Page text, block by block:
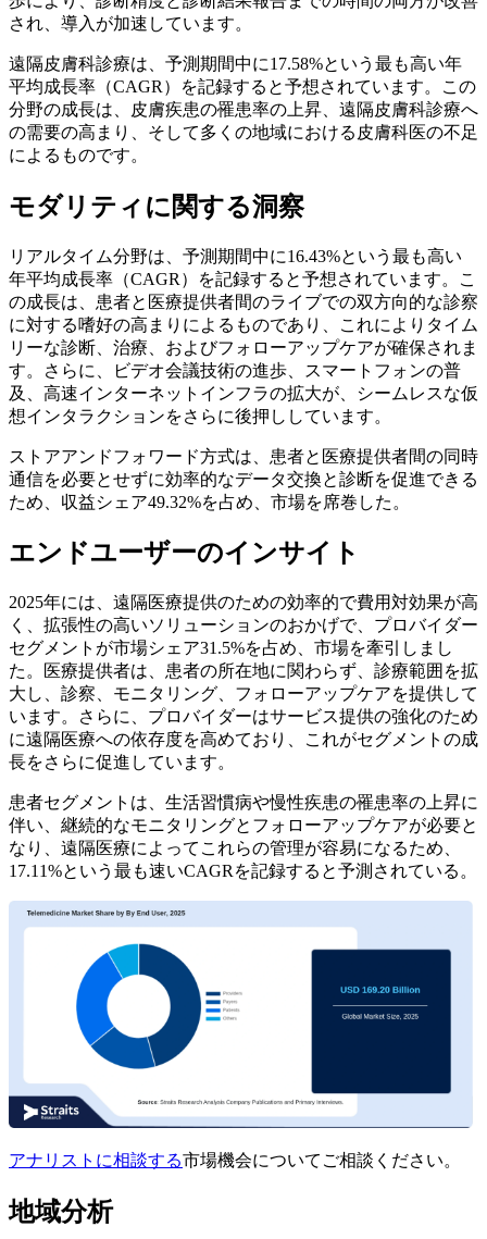
され、導入が加速しています。
遠隔皮膚科診療は、予測期間中に17.58%という最も高い年
平均成長率（CAGR）を記録すると予想されています。この
分野の成長は、皮膚疾患の罹患率の上昇、遠隔皮膚科診療へ
の需要の高まり、そして多くの地域における皮膚科医の不足
によるものです。
モダリティに関する洞察
リアルタイム分野は、予測期間中に16.43%という最も高い
年平均成長率（CAGR）を記録すると予想されています。こ
の成長は、患者と医療提供者間のライブでの双方向的な診察
に対する嗜好の高まりによるものであり、これによりタイム
リーな診断、治療、およびフォローアップケアが確保されま
す。さらに、ビデオ会議技術の進歩、スマートフォンの普
及、高速インターネットインフラの拡大が、シームレスな仮
想インタラクションをさらに後押ししています。
ストアアンドフォワード方式は、患者と医療提供者間の同時
通信を必要とせずに効率的なデータ交換と診断を促進できる
ため、収益シェア49.32%を占め、市場を席巻した。
エンドユーザーのインサイト
2025年には、遠隔医療提供のための効率的で費用対効果が高
く、拡張性の高いソリューションのおかげで、プロバイダー
セグメントが市場シェア31.5%を占め、市場を牽引しまし
た。医療提供者は、患者の所在地に関わらず、診療範囲を拡
大し、診察、モニタリング、フォローアップケアを提供して
います。さらに、プロバイダーはサービス提供の強化のため
に遠隔医療への依存度を高めており、これがセグメントの成
長をさらに促進しています。
患者セグメントは、生活習慣病や慢性疾患の罹患率の上昇に
伴い、継続的なモニタリングとフォローアップケアが必要と
なり、遠隔医療によってこれらの管理が容易になるため、
17.11%という最も速いCAGRを記録すると予測されている。
アナリストに相談する市場機会についてご相談ください。
地域分析